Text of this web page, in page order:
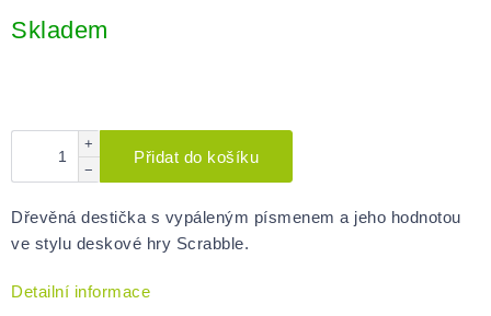
cena:
Skladem
+
−
Přidat do košíku
Dřevěná destička s vypáleným písmenem a jeho hodnotou
ve stylu deskové hry Scrabble.
Detailní informace